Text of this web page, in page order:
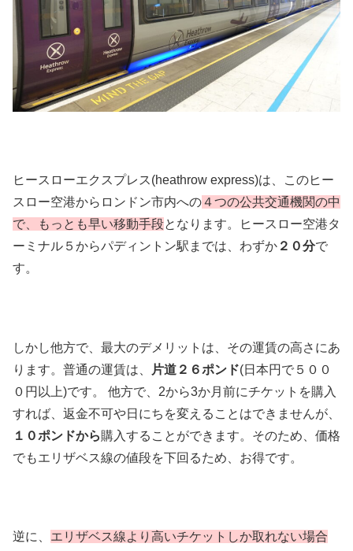
ヒースローエクスプレス(heathrow express)は、このヒー
スロー空港からロンドン市内への４つの公共交通機関の中
で、もっとも早い移動手段となります。ヒースロー空港タ
ーミナル５からパディントン駅までは、わずか ２０分で
す。
しかし他方で、最大のデメリットは、その運賃の高さにあ
ります。普通の運賃は、
片道２６ポンド(日本円で５００
０円以上)です。 他方で、2から3か月前にチケットを購入
すれば、返金不可や日にちを変えることはできませんが、
１０ポンドから購入することができます。そのため、価格
でもエリザベス線の値段を下回るため、お得です。
逆に、 エリザベス線より高いチケットしか取れない場合